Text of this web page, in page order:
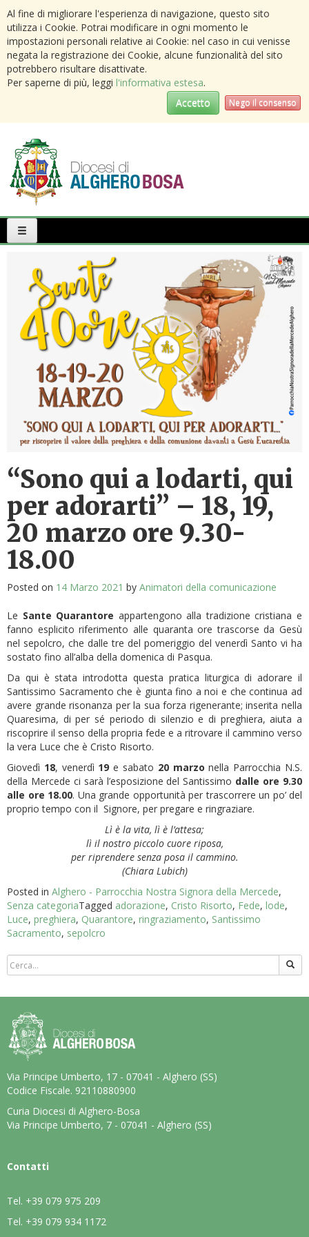
Al fine di migliorare l'esperienza di navigazione, questo sito
utilizza i Cookie. Potrai modificare in ogni momento le
impostazioni personali relative ai Cookie: nel caso in cui venisse
negata la registrazione dei Cookie, alcune funzionalità del sito
potrebbero risultare disattivate.
Per saperne di più, leggi l'informativa estesa.
Accetto
Nego il consenso
Menu
“Sono qui a lodarti, qui
per adorarti” – 18, 19,
20 marzo ore 9.30-
18.00
Posted on 14 Marzo 2021 by Animatori della comunicazione
Le Sante Quarantore appartengono alla tradizione cristiana e
fanno esplicito riferimento alle quaranta ore trascorse da Gesù
nel sepolcro, che dalle tre del pomeriggio del venerdì Santo vi ha
sostato fino all’alba della domenica di Pasqua.
Da qui è stata introdotta questa pratica liturgica di adorare il
Santissimo Sacramento che è giunta fino a noi e che continua ad
avere grande risonanza per la sua forza rigenerante; inserita nella
Quaresima, di per sé periodo di silenzio e di preghiera, aiuta a
riscoprire il senso della propria fede e a ritrovare il cammino verso
la vera Luce che è Cristo Risorto.
Giovedì 18, venerdì 19 e sabato 20 marzo nella Parrocchia N.S.
della Mercede ci sarà l’esposizione del Santissimo dalle ore 9.30
alle ore 18.00. Una grande opportunità per trascorrere un po’ del
proprio tempo con il Signore, per pregare e ringraziare.
Lì è la vita, lì è l’attesa;
lì il nostro piccolo cuore riposa,
per riprendere senza posa il cammino.
(Chiara Lubich)
Posted in Alghero - Parrocchia Nostra Signora della Mercede,
Senza categoriaTagged adorazione, Cristo Risorto, Fede, lode,
Luce, preghiera, Quarantore, ringraziamento, Santissimo
Sacramento, sepolcro
Via Principe Umberto, 17 - 07041 - Alghero (SS)
Codice Fiscale. 92110880900
Curia Diocesi di Alghero-Bosa
Via Principe Umberto, 7 - 07041 - Alghero (SS)
Contatti
Tel. +39 079 975 209
Tel. +39 079 934 1172